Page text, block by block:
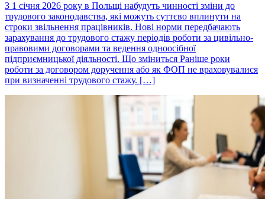
З 1 січня 2026 року в Польщі набудуть чинності зміни до
трудового законодавства, які можуть суттєво вплинути на
строки звільнення працівників. Нові норми передбачають
зарахування до трудового стажу періодів роботи за цивільно-
правовими договорами та ведення одноосібної
підприємницької діяльності. Що зміниться Раніше роки
роботи за договором доручення або як ФОП не враховувалися
при визначенні трудового стажу. […]